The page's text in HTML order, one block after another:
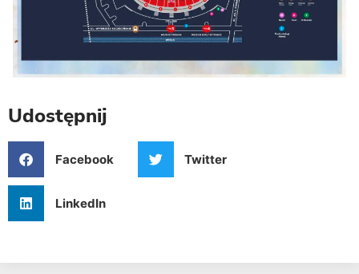
Udostępnij
Facebook Twitter
LinkedIn